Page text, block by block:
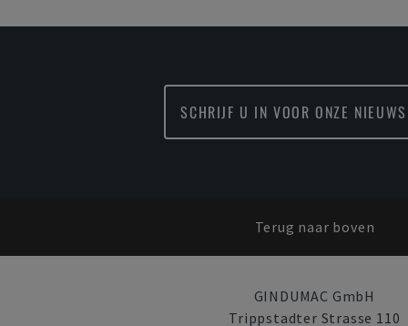
SCHRIJF U IN VOOR ONZE
Terug naar boven
GINDUMAC GmbH
Trippstadter Strasse 110